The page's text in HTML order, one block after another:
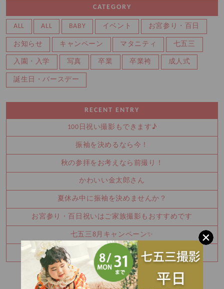
CATEGORY
ALL ALL BABY イベント お宮参り・百日
お知らせ キャンペーン マタニティ 七五三
入園・入学 写真 卒業 卒業袴 成人式
誕生日・バースデー
RECENT ENTRY
100日祝い撮影もできます♪
振袖を決めるなら今！
秋の参拝をお考えなら前撮り！
かわいい金太郎さん
夏休み中に振袖を決めませんか？
お宮参り・百日祝いはご家族撮影もおすすめです
七五三8月キャンペーン✨
ハーフバースデー撮影のご予約承り中です